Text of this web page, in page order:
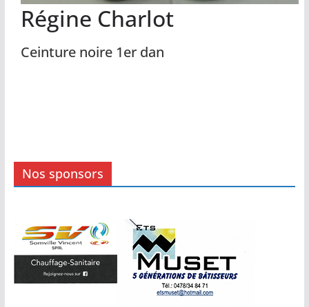
Régine Charlot
Ceinture noire 1er dan
Nos sponsors